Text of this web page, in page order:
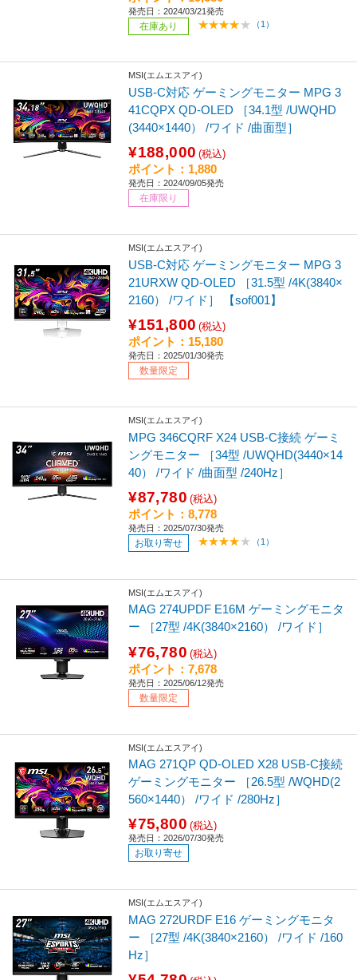
発売日：2024/03/21発売
在庫あり （1）
MSI(エムエスアイ)
USB-C対応 ゲーミングモニター MPG 3
41CQPX QD-OLED ［34.1型 /UWQHD
(3440×1440） /ワイド /曲面型］
¥188,000 (税込)
ポイント：1,880
発売日：2024/09/05発売
在庫限り
MSI(エムエスアイ)
USB-C対応 ゲーミングモニター MPG 3
21URXW QD-OLED ［31.5型 /4K(3840×
2160） /ワイド］ 【sof001】
¥151,800 (税込)
ポイント：15,180
発売日：2025/01/30発売
数量限定
MSI(エムエスアイ)
MPG 346CQRF X24 USB-C接続 ゲーミ
ングモニター ［34型 /UWQHD(3440×14
40） /ワイド /曲面型 /240Hz］
¥87,780 (税込)
ポイント：8,778
発売日：2025/07/30発売
お取り寄せ （1）
MSI(エムエスアイ)
MAG 274UPDF E16M ゲーミングモニタ
ー ［27型 /4K(3840×2160） /ワイド］
¥76,780 (税込)
ポイント：7,678
発売日：2025/06/12発売
数量限定
MSI(エムエスアイ)
MAG 271QP QD-OLED X28 USB-C接続
ゲーミングモニター ［26.5型 /WQHD(2
560×1440） /ワイド /280Hz］
¥75,800 (税込)
発売日：2026/07/30発売
お取り寄せ
MSI(エムエスアイ)
MAG 272URDF E16 ゲーミングモニタ
ー ［27型 /4K(3840×2160） /ワイド /160
Hz］